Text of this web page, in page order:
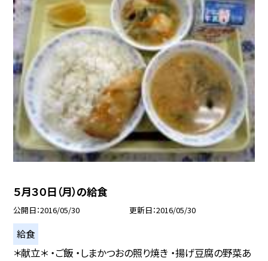
５月３０日（月）の給食
公開日 2016/05/30 更新日 2016/05/30
給食
＊献立＊ ・ご飯 ・しまかつおの照り焼き ・揚げ豆腐の野菜あ